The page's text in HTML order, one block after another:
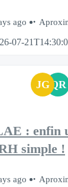
ago
07-
JG QR
: enfin
simple !
ago